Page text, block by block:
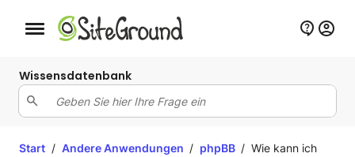
Schaltfläche Mobile Navigation
Wissensdatenbank
Start / Andere Anwendungen / phpBB / Wie kann ich